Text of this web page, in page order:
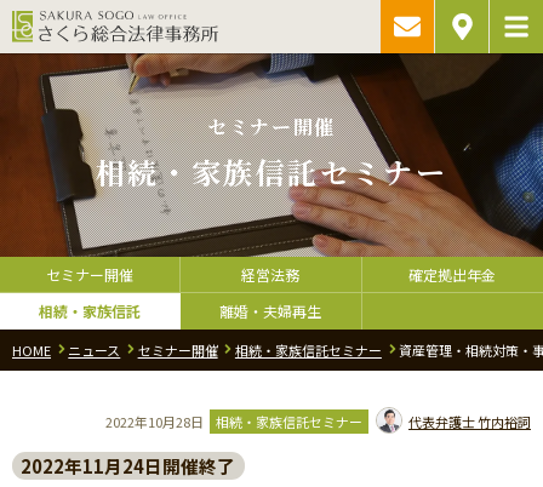
セミナー開催
相続・家族信託セミナー
セミナー開催 経営法務
確定拠出年金
相続・家族信託
離婚・夫婦再生
HOME ニュース セミナー開催 相続・家族信託セミナー 資産管理・相続対策・
2022年10月28日 相続・家族信託セミナー 代表弁護士竹内裕詞
2022年11月24日開催終了